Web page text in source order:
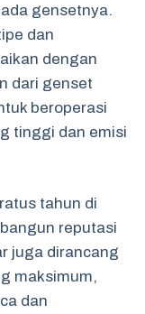
gensetnya.
dan
dengan
dari genset
beroperasi
tinggi dan emisi
tahun di
reputasi
juga dirancang
maksimum,
dan